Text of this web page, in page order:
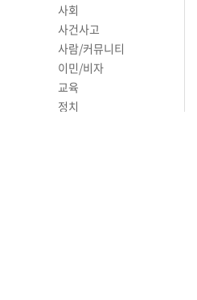
사회
사회
사건사고
사람/커뮤니티
이민/비자